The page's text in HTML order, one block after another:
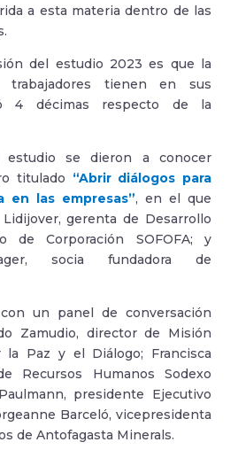
a esta materia dentro de las
del estudio 2023 es que la
trabajadores tienen en sus
4 décimas respecto de la
estudio se dieron a conocer
titulado “Abrir diálogos para
en las empresas”, en el que
gerenta de Desarrollo
de Corporación SOFOFA; y
socia fundadora de
un panel de conversación
Zamudio, director de Misión
Paz y el Diálogo; Francisca
Recursos Humanos Sodexo
presidente Ejecutivo
Barceló, vicepresidenta
de Antofagasta Minerals.